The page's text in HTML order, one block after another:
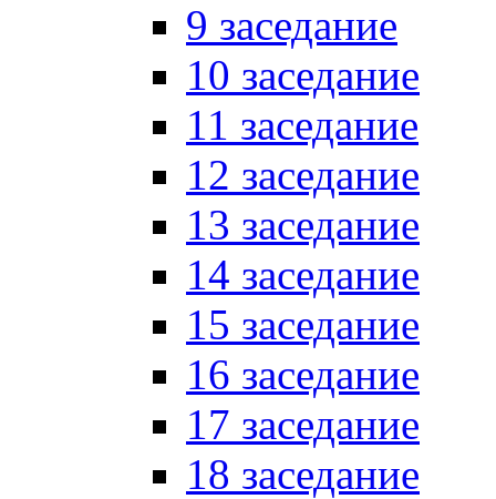
9 заседание
10 заседание
11 заседание
12 заседание
13 заседание
14 заседание
15 заседание
16 заседание
17 заседание
18 заседание